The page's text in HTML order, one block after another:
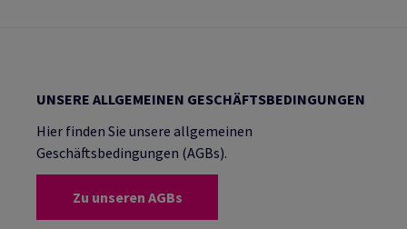
UNSERE ALLGEMEINEN GESCHÄFTSBEDINGUNGEN
Hier finden Sie unsere allgemeinen
Geschäftsbedingungen (AGBs).
Zu unseren AGBs